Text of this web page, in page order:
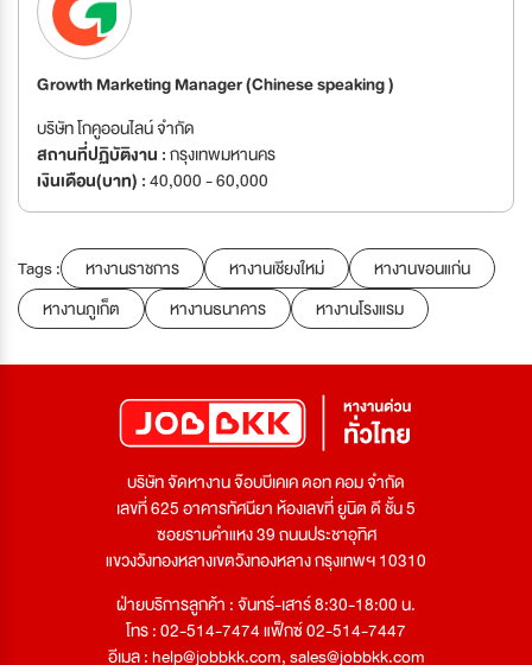
Growth Marketing Manager (Chinese speaking )
บริษัท โกคูออนไลน์ จำกัด
สถานที่ปฏิบัติงาน :กรุงเทพมหานคร
เงินเดือน(บาท) :40,000 - 60,000
Tags : หางานราชการ หางานเชียงใหม่
หางานขอนแก่น
หางานภูเก็ต
หางานธนาคาร หางานโรงแรม
บริษัท จัดหางาน จ๊อบบีเคเค ดอท คอม จำกัด
เลขที่ 625 อาคารทัศนียา ห้องเลขที่ ยูนิต ดี ชั้น 5
ซอยรามคำแหง 39 ถนนประชาอุทิศ
แขวงวังทองหลางเขตวังทองหลาง กรุงเทพฯ 10310
ฝ่ายบริการลูกค้า : จันทร์-เสาร์ 8:30-18:00 น.
โทร : 02-514-7474 แฟ็กซ์ 02-514-7447
อีเมล :help@jobbkk.com,sales@jobbkk.com